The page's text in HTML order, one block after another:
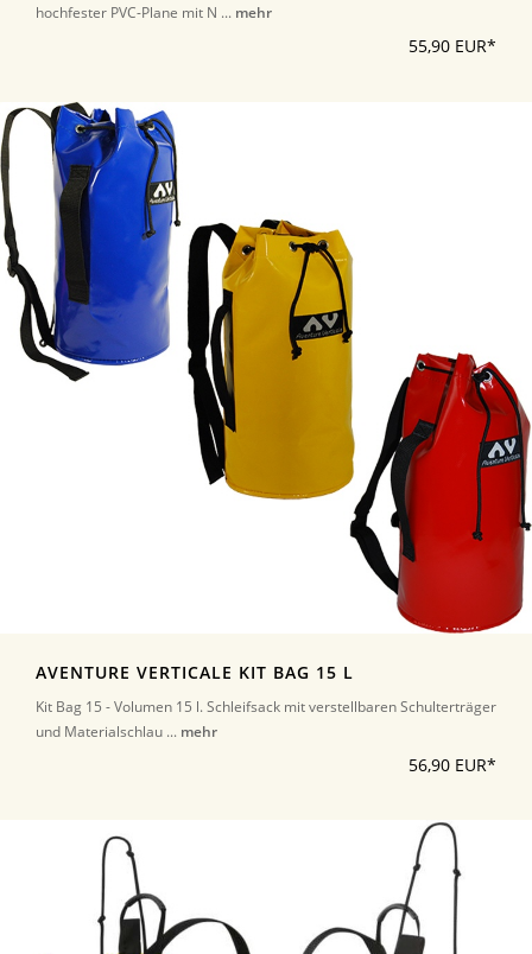
hochfester PVC-Plane mit N ... mehr
55,90 EUR*
AVENTURE VERTICALE KIT BAG 15 L
Kit Bag 15 - Volumen 15 l. Schleifsack mit verstellbaren Schulterträger
und Materialschlau ... mehr
56,90 EUR*